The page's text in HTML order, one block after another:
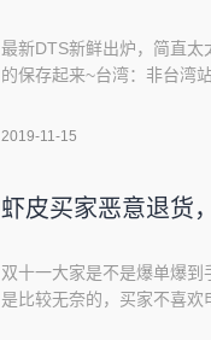
最新DTS新鲜出炉，简直
的保存起来~台湾：非台湾站
2019-11-15
虾皮买家恶意退货
双十一大家是不是爆单爆
是比较无奈的，买家不喜